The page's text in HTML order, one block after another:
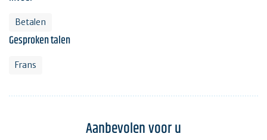
Betalen
Gesproken talen
Frans
Aanbevolen voor u